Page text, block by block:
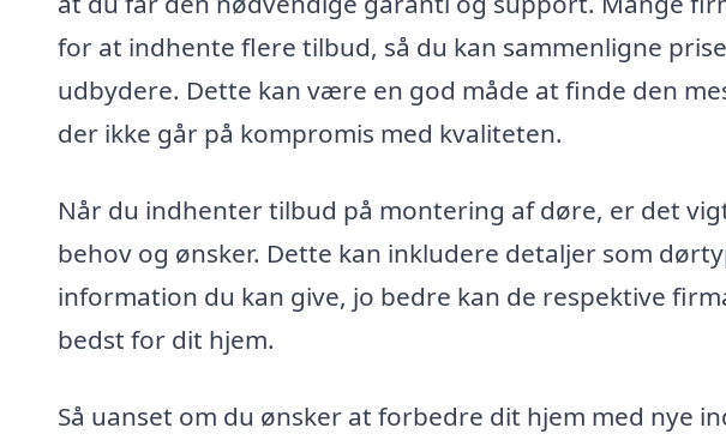
for at indhente flere tilbud, så du kan sammenligne
udbydere. Dette kan være en god måde at finde den
der ikke går på kompromis med kvaliteten.
Når du indhenter tilbud på montering af døre, er det
behov og ønsker. Dette kan inkludere detaljer som
information du kan give, jo bedre kan de respektive
bedst for dit hjem.
Så uanset om du ønsker at forbedre dit hjem med nye